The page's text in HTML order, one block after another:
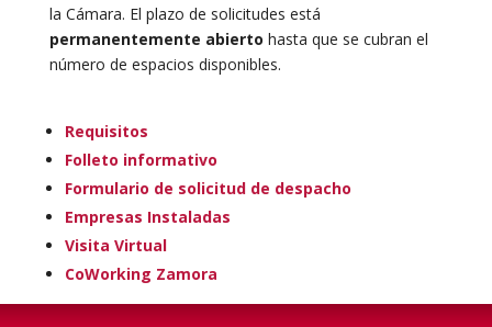
la Cámara. El plazo de solicitudes está
permanentemente abierto hasta que se cubran el
número de espacios disponibles.
Requisitos
Folleto informativo
Formulario de solicitud de despacho
Empresas Instaladas
Visita Virtual
CoWorking Zamora